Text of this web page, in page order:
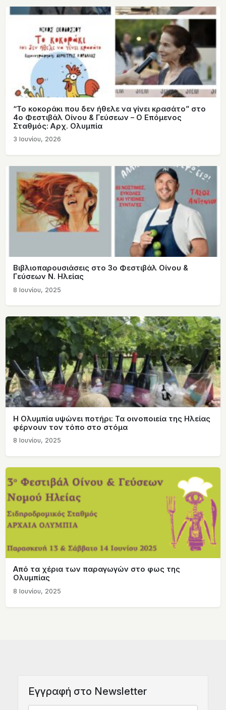
“Το κοκοράκι που δεν ήθελε να γίνει κρασάτο” στο
4ο Φεστιβάλ Οίνου & Γεύσεων – Ο Επόμενος
Σταθμός: Αρχ. Ολυμπία
3 Ιουνίου, 2026
Βιβλιοπαρουσιάσεις στο 3ο Φεστιβάλ Οίνου &
Γεύσεων Ν. Ηλείας
8 Ιουνίου, 2025
Η Ολυμπία υψώνει ποτήρι: Τα οινοποιεία της Ηλείας
φέρνουν τον τόπο στο στόμα
8 Ιουνίου, 2025
Από τα χέρια των παραγωγών στο φως της
Ολυμπίας
8 Ιουνίου, 2025
Eγγραφή στο Newsletter